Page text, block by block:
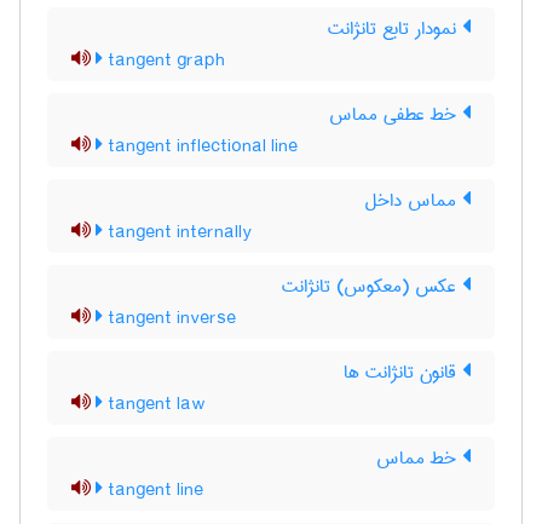
نمودار تابع تانژانت
tangent graph
خط عطفی مماس
tangent inflectional line
مماس داخل
tangent internally
عکس (معکوس) تانژانت
tangent inverse
قانون تانژانت ها
tangent law
خط مماس
tangent line